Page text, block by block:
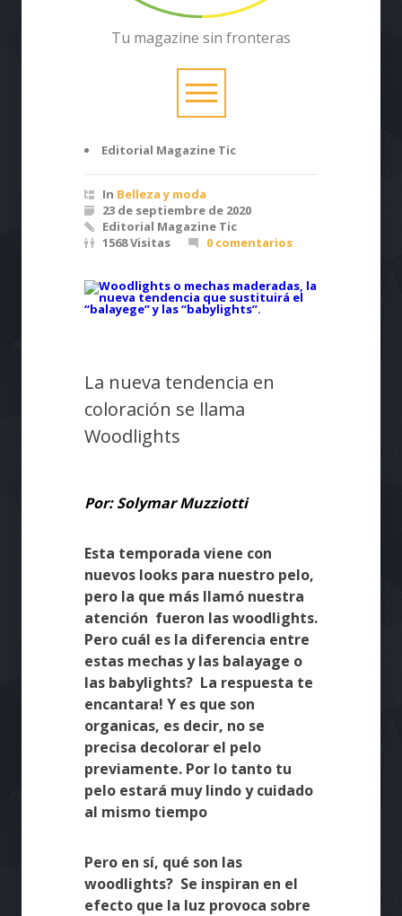
Tu magazine sin fronteras
Editorial Magazine Tic
In Belleza y moda
23 de septiembre de 2020
Editorial Magazine Tic
1568 Visitas
0 comentarios
La nueva tendencia en
coloración se llama
Woodlights
Por: Solymar Muzziotti
Esta temporada viene con
nuevos looks para nuestro pelo,
pero la que más llamó nuestra
atención fueron las woodlights.
Pero cuál es la diferencia entre
estas mechas y las balayage o
las babylights? La respuesta te
encantara! Y es que son
organicas, es decir, no se
precisa decolorar el pelo
previamente. Por lo tanto tu
pelo estará muy lindo y cuidado
al mismo tiempo
Pero en sí, qué son las
woodlights? Se inspiran en el
efecto que la luz provoca sobre